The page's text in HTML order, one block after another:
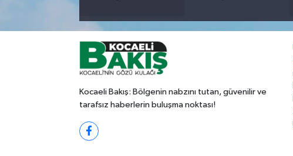
Kocaeli Bakış: Bölgenin nabzını tutan, güvenilir ve
tarafsız haberlerin buluşma noktası!